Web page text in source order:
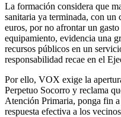
La formación considera que
sanitaria ya terminada, con un
euros, por no afrontar un
equipamiento, evidencia una
recursos públicos en un
responsabilidad recae en el
Por ello, VOX exige la
Perpetuo Socorro y reclama
Atención Primaria, ponga fin
respuesta efectiva a los